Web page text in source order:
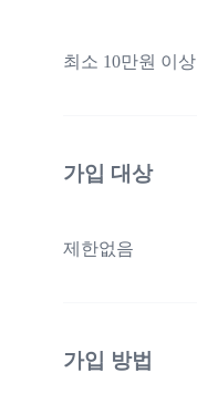
최소 10만원 이상
가입 대상
제한없음
가입 방법